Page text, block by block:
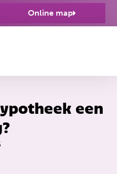
Online map
een